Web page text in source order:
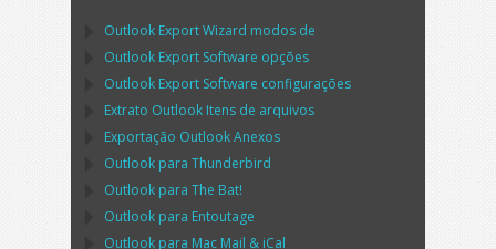
Outlook Export Wizard modos de
Outlook Export Software opções
Outlook Export Software configurações
Extrato Outlook Itens de arquivos
Exportação OutlookAnexos
Outlook para Thunderbird
Outlook para The Bat!
Outlook para Entoutage
Outlook para Mac Mail & iCal